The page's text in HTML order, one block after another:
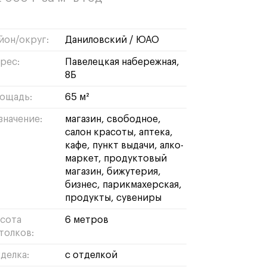
округ: даниловский/ ЮАО
Павелецкая набережная,
8Б
65 м²
магазин свободное
салон красоты аптека
кафе
пункт выдачи алко-
маркет
продуктовый
магазин бижутерия
бизнес
парикмахерская
продукты сувениры
6 метров
с отделкой